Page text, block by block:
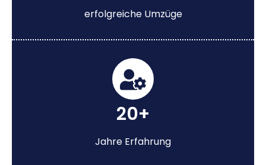
erfolgreiche Umzüge
20+
Jahre Erfahrung